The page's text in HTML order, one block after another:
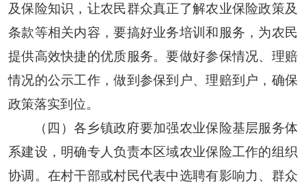
及保险知识，让农民群众真正了解农业保险政策及
条款等相关内容，要搞好业务培训和服务，为农民
提供高效快捷的优质服务。要做好参保情况、理赔
情况的公示工作，做到参保到户、理赔到户，确保
政策落实到位。
（四）各乡镇政府要加强农业保险基层服务体
系建设，明确专人负责本区域农业保险工作的组织
协调。在村干部或村民代表中选聘有影响力、群众